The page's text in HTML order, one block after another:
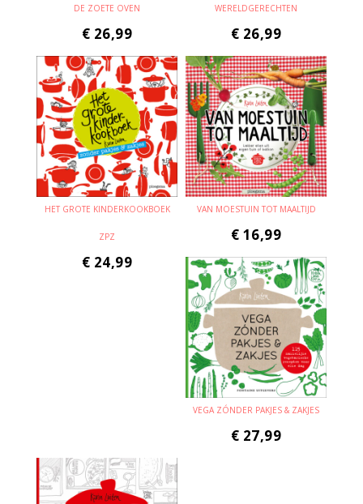
DE ZOETE OVEN
€ 26,99
WERELDGERECHTEN
€ 26,99
HET GROTE KINDERKOOKBOEK
ZPZ
€ 24,99
VAN MOESTUIN TOT MAALTIJD
€ 16,99
VEGA ZÓNDER PAKJES & ZAKJES
€ 27,99